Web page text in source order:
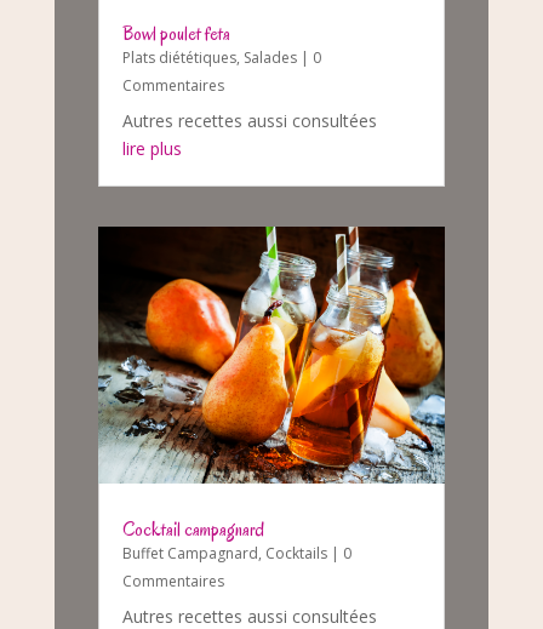
Bowl poulet feta
Plats diététiques, Salades| 0
Commentaires
Autres recettes aussi consultées
lire plus
Cocktail campagnard
Buffet Campagnard, Cocktails| 0
Commentaires
Autres recettes aussi consultées